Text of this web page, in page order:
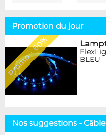
Promotion du jour
Promo - 60%
BLEU
Nos suggestions -